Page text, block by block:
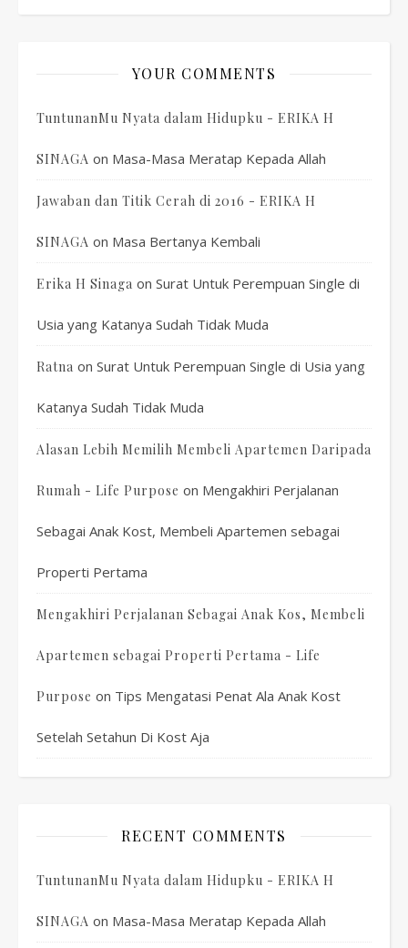
YOUR COMMENTS
TuntunanMu Nyata dalam Hidupku - ERIKA H
SINAGA on Masa-Masa Meratap Kepada Allah
Jawaban dan Titik Cerah di 2016 - ERIKA H
SINAGA on Masa Bertanya Kembali
Erika H Sinaga on Surat Untuk Perempuan Single di
Usia yang Katanya Sudah Tidak Muda
Ratna on Surat Untuk Perempuan Single di Usia yang
Katanya Sudah Tidak Muda
Alasan Lebih Memilih Membeli Apartemen Daripada
Rumah - Life Purpose on Mengakhiri Perjalanan
Sebagai Anak Kost, Membeli Apartemen sebagai
Properti Pertama
Mengakhiri Perjalanan Sebagai Anak Kos, Membeli
Apartemen sebagai Properti Pertama - Life
Purpose on Tips Mengatasi Penat Ala Anak Kost
Setelah Setahun Di Kost Aja
RECENT COMMENTS
TuntunanMu Nyata dalam Hidupku - ERIKA H
SINAGA on Masa-Masa Meratap Kepada Allah